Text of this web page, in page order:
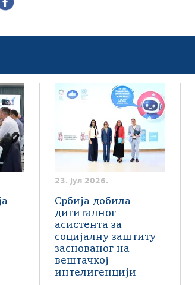
23. јул 2026.
Србија добила
дигиталног
асистента за
социјалну заштиту
заснованог на
вештачкој
интелигенцији